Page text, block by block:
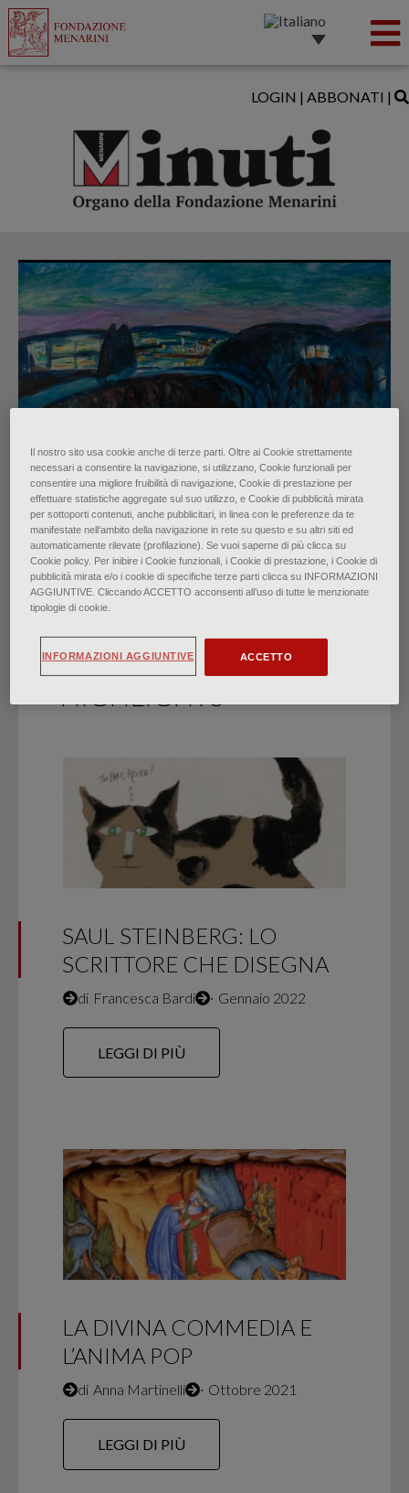
LOGIN | ABBONATI |
Edvard Munch: il colore del
dolore
di Anna Martinelli ∙ Ottobre 2024
HIGHLIGHTS
SAUL STEINBERG: LO
SCRITTORE CHE DISEGNA
di Francesca Bardi ∙ Gennaio 2022
LEGGI DI PIÙ
LA DIVINA COMMEDIA E
L’ANIMA POP
di Anna Martinelli ∙ Ottobre 2021
LEGGI DI PIÙ
Il nostro sito usa cookie anche di terze parti. Oltre ai Cookie strettamente
necessari a consentire la navigazione, si utilizzano, Cookie funzionali per
consentire una migliore fruibilità di navigazione, Cookie di prestazione per
effettuare statistiche aggregate sul suo utilizzo, e Cookie di pubblicità mirata
per sottoporti contenuti, anche pubblicitari, in linea con le preferenze da te
manifestate nell‘ambito della navigazione in rete su questo e su altri siti ed
automaticamente rilevate (profilazione). Se vuoi saperne di più clicca su
Cookie policy. Per inibire i Cookie funzionali, i Cookie di prestazione, i Cookie di
pubblicità mirata e/o i cookie di specifiche terze parti clicca su INFORMAZIONI
AGGIUNTIVE. Cliccando ACCETTO acconsenti all’uso di tutte le menzionate
tipologie di cookie.
ACCETTO
INFORMAZIONI AGGIUNTIVE